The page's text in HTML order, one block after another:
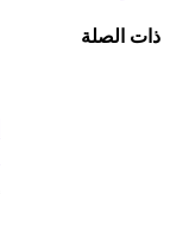
ذات الصلة